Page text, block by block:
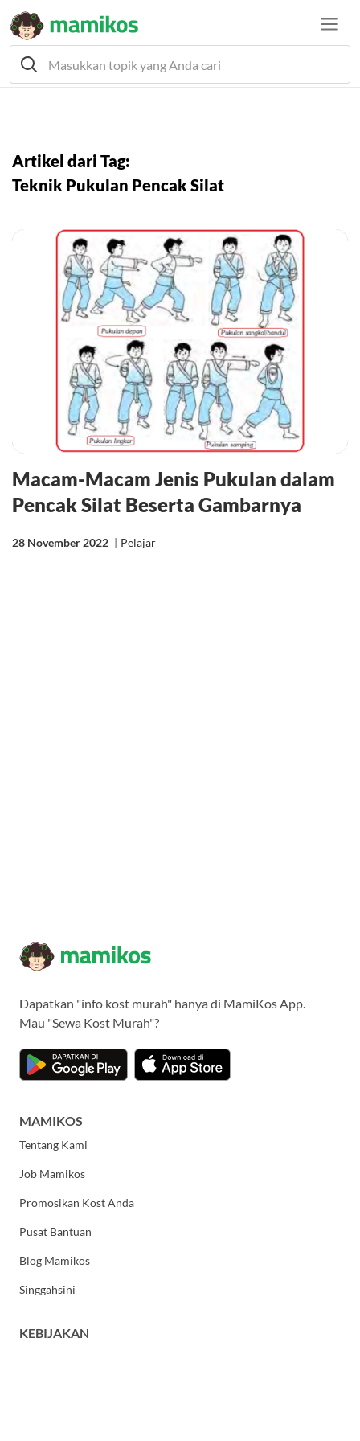
Artikel dari Tag:
Teknik Pukulan Pencak Silat
Macam-Macam Jenis Pukulan dalam
Pencak Silat Beserta Gambarnya
28 November 2022 | Pelajar
Dapatkan "info kost murah" hanya di MamiKos App.
Mau "Sewa Kost Murah"?
MAMIKOS
Tentang Kami
Job Mamikos
Promosikan Kost Anda
Pusat Bantuan
Blog Mamikos
Singgahsini
KEBIJAKAN